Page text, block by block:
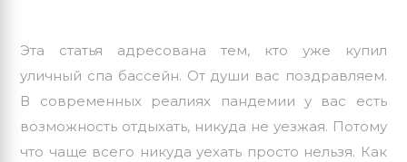
Эта статья адресована тем, кто уже купил
уличный спа бассейн. От души вас поздравляем.
В современных реалиях пандемии у вас есть
возможность отдыхать, никуда не уезжая. Потому
что чаще всего никуда уехать просто нельзя. Как